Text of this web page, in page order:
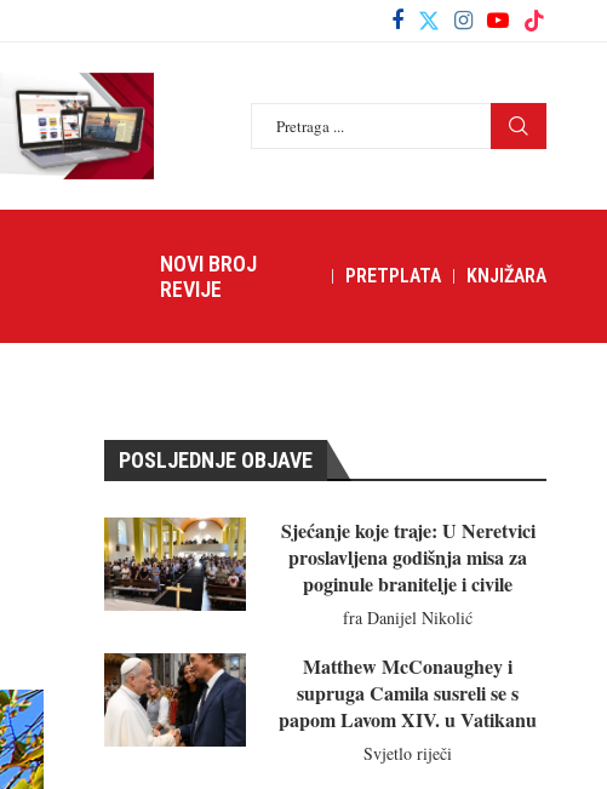
NOVI BROJ
REVIJE
PRETPLATA KNJIŽARA
POSLJEDNJE OBJAVE
Sjećanje koje traje: U Neretvici
proslavljena godišnja misa za
poginule branitelje i civile
fra Danijel Nikolić
Matthew McConaughey i
supruga Camila susreli se s
papom Lavom XIV. u Vatikanu
Svjetlo riječi